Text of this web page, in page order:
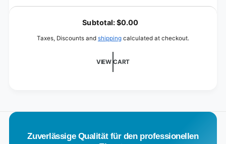
for
cm
L
Subtotal:$0.00
Taxes, Discounts and shipping calculated at checkout.
VIEW CART
Zuverlässige Qualität für den professionellen